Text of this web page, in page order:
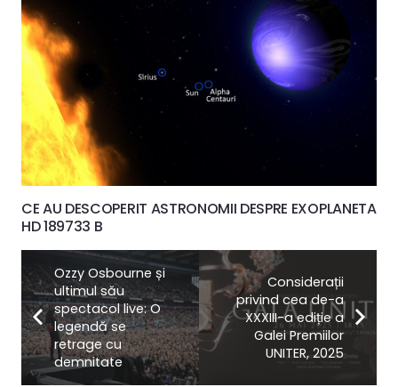
CE AU DESCOPERIT ASTRONOMII DESPRE EXOPLANETA
HD 189733 B
Ozzy Osbourne și
ultimul său
spectacol live: O
legendă se
retrage cu
demnitate
Considerații
privind cea de-a
XXXIII-a ediție a
Galei Premiilor
UNITER, 2025